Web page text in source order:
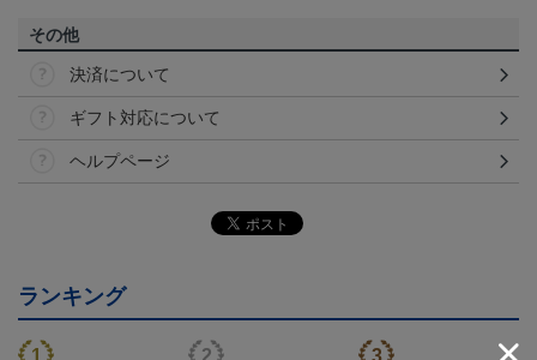
その他
決済について
ギフト対応について
ヘルプページ
ランキング